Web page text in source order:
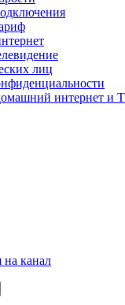
лиц
интернет и
на канал